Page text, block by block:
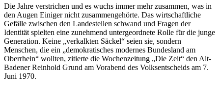
Die Jahre verstrichen und es wuchs immer mehr zusammen, was in
den Augen Einiger nicht zusammengehörte. Das wirtschaftliche
Gefälle zwischen den Landesteilen schwand und Fragen der
Identität spielten eine zunehmend untergeordnete Rolle für die junge
Generation. Keine „verkalkten Säckel“ seien sie, sondern
Menschen, die ein „demokratisches modernes Bundesland am
Oberrhein“ wollten, zitierte die Wochenzeitung „Die Zeit“ den Alt-
Badener Reinhold Grund am Vorabend des Volksentscheids am 7.
Juni 1970.